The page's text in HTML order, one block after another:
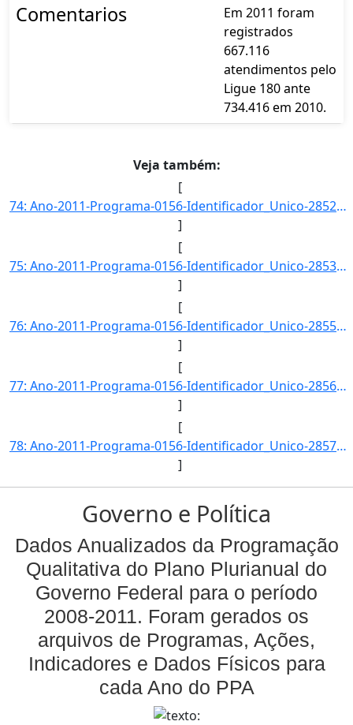
Comentarios
Em 2011 foram
registrados
667.116
atendimentos pelo
Ligue 180 ante
734.416 em 2010.
Veja também:
[
74: Ano-2011-Programa-0156-Identificador_Unico-2852-Descricao-Evolucao_do_Numero_de_Profissionais_da_Red]
]
[
75: Ano-2011-Programa-0156-Identificador_Unico-2853-Descricao-Evolucao_do_Numero_de_Registros_de_Ocorren]
]
[
76: Ano-2011-Programa-0156-Identificador_Unico-2855-Descricao-Proporcao_de_Denuncias_de_Violencia_Fisica]
]
[
77: Ano-2011-Programa-0156-Identificador_Unico-2856-Descricao-Proporcao_de_Denuncias_de_Violencia_Psicol]
]
[
78: Ano-2011-Programa-0156-Identificador_Unico-2857-Descricao-Proporcao_de_Denuncias_de_Violencia_Sexual]
]
Governo e Política
Dados Anualizados da Programação
Qualitativa do Plano Plurianual do
Governo Federal para o período
2008-2011. Foram gerados os
arquivos de Programas, Ações,
Indicadores e Dados Físicos para
cada Ano do PPA